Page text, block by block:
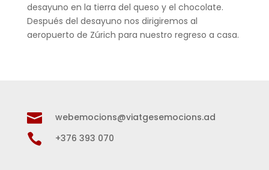
desayuno en la tierra del queso y el chocolate.
Después del desayuno nos dirigiremos al
aeropuerto de Zúrich para nuestro regreso a casa.
 webemocions@viatgesemocions.ad
 +376 393 070